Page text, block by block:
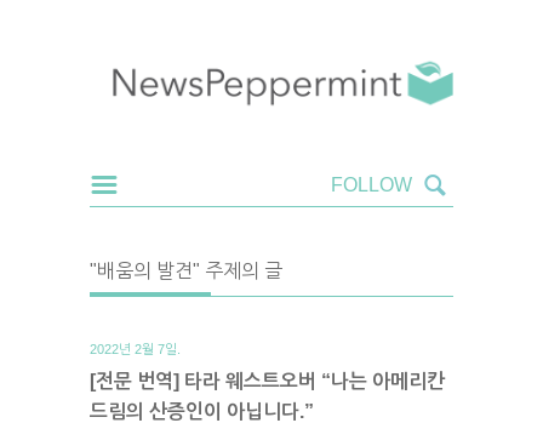
"배움의 발견" 주제의 글
2022년 2월 7일.
[전문 번역] 타라 웨스트오버 “나는 아메리칸
드림의 산증인이 아닙니다.”